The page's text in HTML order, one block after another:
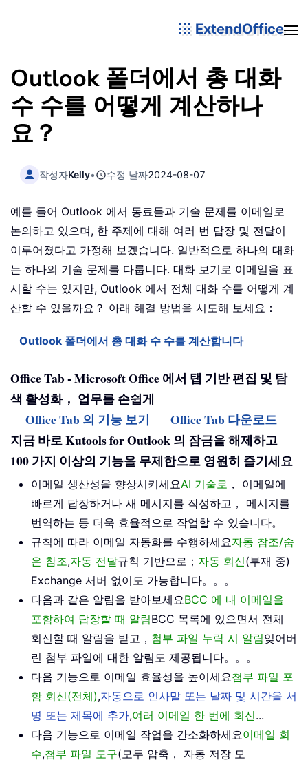
ExtendOffice
Outlook 폴더에서 총 대화
수 수를 어떻게 계산하나
요？
작성자Kelly• 수정 날짜2024-08-07
예를 들어 Outlook 에서 동료들과 기술 문제를 이메일로
논의하고 있으며, 한 주제에 대해 여러 번 답장 및 전달이
이루어졌다고 가정해 보겠습니다. 일반적으로 하나의 대화
는 하나의 기술 문제를 다룹니다. 대화 보기로 이메일을 표
시할 수는 있지만, Outlook 에서 전체 대화 수를 어떻게 계
산할 수 있을까요？ 아래 해결 방법을 시도해 보세요：
Outlook 폴더에서 총 대화 수 수를 계산합니다
Office Tab - Microsoft Office 에서 탭 기반 편집 및 탐
색 활성화， 업무를 손쉽게
Office Tab 의 기능 보기
Office Tab 다운로드
지금 바로 Kutools for Outlook 의 잠금을 해제하고
100 가지 이상의 기능을 무제한으로 영원히 즐기세요
이메일 생산성을 향상시키세요AI 기술로 ， 이메일에
빠르게 답장하거나 새 메시지를 작성하고， 메시지를
번역하는 등 더욱 효율적으로 작업할 수 있습니다。
규칙에 따라 이메일 자동화를 수행하세요자동 참조/숨
은 참조,자동 전달규칙 기반으로； 자동 회신(부재 중)
Exchange 서버 없이도 가능합니다。。。
다음과 같은 알림을 받아보세요BCC 에 내 이메일을
포함하여 답장할 때 알림BCC 목록에 있으면서 전체
회신할 때 알림을 받고， 첨부 파일 누락 시 알림잊어버
린 첨부 파일에 대한 알림도 제공됩니다。。。
다음 기능으로 이메일 효율성을 높이세요첨부 파일 포
함 회신(전체),자동으로 인사말 또는 날짜 및 시간을 서
명 또는 제목에 추가,여러 이메일 한 번에 회신...
다음 기능으로 이메일 작업을 간소화하세요이메일 회
수,첨부 파일 도구(모두 압축， 자동 저장 모